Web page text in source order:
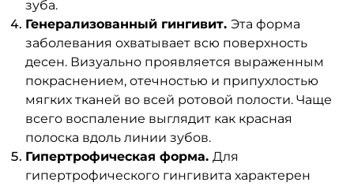
зуба.
Генерализованный гингивит. Эта форма
заболевания охватывает всю поверхность
десен. Визуально проявляется выраженным
покраснением, отечностью и припухлостью
мягких тканей во всей ротовой полости. Чаще
всего воспаление выглядит как красная
полоска вдоль линии зубов.
Гипертрофическая форма. Для
гипертрофического гингивита характерен